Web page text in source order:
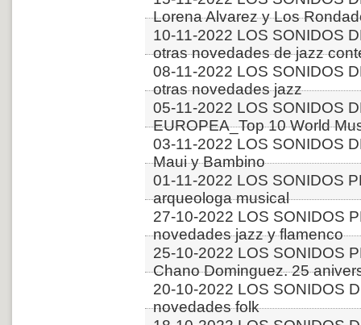
Lorena Alvarez y Los
10-11-2022 LOS SONIDOS
otras novedades de jazz
08-11-2022 LOS SONIDOS
otras novedades jazz
05-11-2022 LOS SONIDOS
EUROPEA_Top 10 World
03-11-2022 LOS SONIDOS
Maui y Bambino
01-11-2022 LOS SONIDOS
arqueologa musical
27-10-2022 LOS SONIDOS
novedades jazz y flamenco
25-10-2022 LOS SONIDOS
Chano Dominguez. 25
20-10-2022 LOS SONIDOS
novedades folk